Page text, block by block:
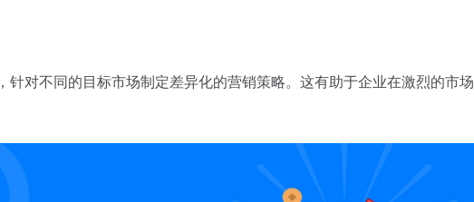
针对不同的目标市场制定差异化的营销策略。这有助于企业在激烈的市